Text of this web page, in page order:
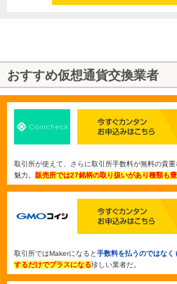
おすすめ仮想通貨交換業者
取引所が使えて、さらに取引所手数料が無料の貴
魅力。 販売所では27銘柄の取り扱いがあり種類も
取引所ではMakerになると手数料を払うのではなく
するだけでプラスになる珍しい業者だ。